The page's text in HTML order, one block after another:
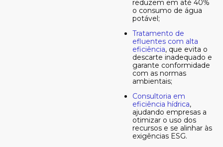
reduzem em até 40%
o consumo de água
potável;
Tratamento de
efluentes com alta
eficiência, que evita o
descarte inadequado e
garante conformidade
com as normas
ambientais;
Consultoria em
eficiência hídrica,
ajudando empresas a
otimizar o uso dos
recursos e se alinhar às
exigências ESG.